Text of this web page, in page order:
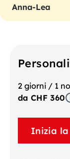
Anna-Lea
2 giorni / 1
da CHF 360
Inizia